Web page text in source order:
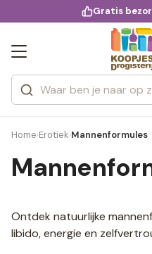
voor
Gratis
Zoeken
Categorieën
Merken
Home›Erotiek›Mannenformules
Ontdek natuurlijke
libido, energie en